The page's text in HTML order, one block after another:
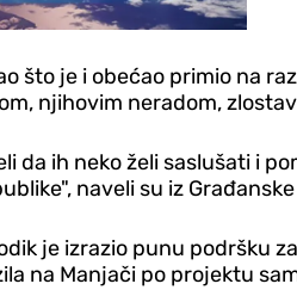
što je i obećao primio na
njihovim neradom,
da ih neko želi saslušati i
naveli su iz
je izrazio punu podršku
na Manjači po projektu